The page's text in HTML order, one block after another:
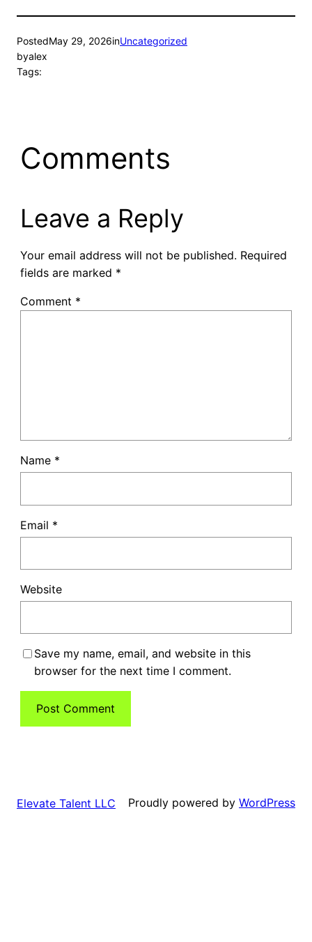
PostedMay 29, 2026inUncategorized
byalex
Tags:
Comments
Leave a Reply
Your email address will not be published. Required
fields are marked *
Comment *
Name *
Email *
Website
Save my name, email, and website in this
browser for the next time I comment.
Elevate Talent LLC Proudly powered by WordPress